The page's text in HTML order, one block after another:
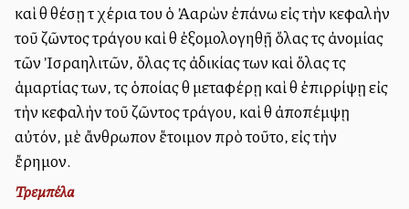
καὶ θὰ θέσῃ τὰ χέρια του ὁ Ἀαρὼν ἐπάνω εἰς τὴν κεφαλὴν
τοῦ ζῶντος τράγου καὶ θὰ ἐξομολογηθῇ ὅλας τὰς ἀνομίας
τῶν Ἰσραηλιτῶν, ὅλας τὰς ἀδικίας των καὶ ὅλας τὰς
ἁμαρτίας των, τὰς ὁποίας θὰ μεταφέρῃ καὶ θὰ ἐπιρρίψῃ εἰς
τὴν κεφαλὴν τοῦ ζῶντος τράγου, καὶ θὰ ἀποπέμψῃ
αὐτόν, μὲ ἄνθρωπον ἕτοιμον πρὸ τοῦτο, εἰς τὴν
ἔρημον.
Τρεμπέλα